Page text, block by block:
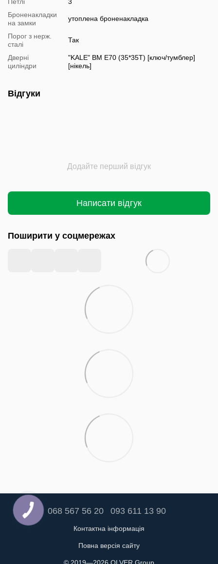
Броненакладки
на замки
утоплена броненакладка
Порог з нерж.
сталі
Так
Дверні
циліндри
"KALE" ВМ E70 (35*35Т) [ключ/тумблер]
[нікель]
Відгуки
Додайте перший відгук
Написати відгук
Поширити у соцмережах
068 567 56 20 093 611 13 90
Контактна інформація
Повна версія сайту